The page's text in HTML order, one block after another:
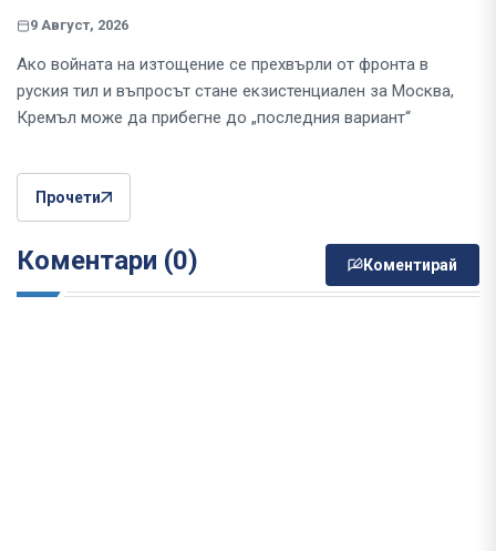
9 Август, 2026
Ако войната на изтощение се прехвърли от фронта в
руския тил и въпросът стане екзистенциален за Москва,
Кремъл може да прибегне до „последния вариант“
Прочети
Коментари (0) Коментирай